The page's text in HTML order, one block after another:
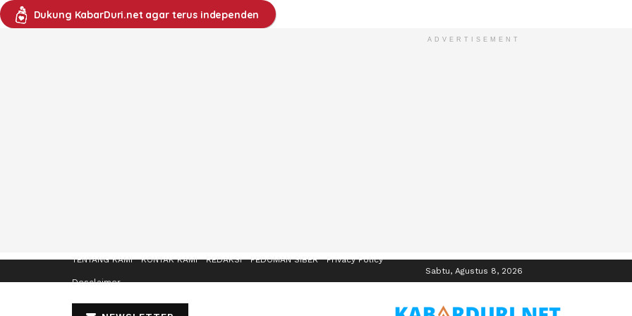
Dukung KabarDuri.net agar terus independen
ADVERTISEMENT
TENTANG KAMI KONTAK KAMI REDAKSI PEDOMAN SIBER Privacy Policy
Desclaimer
Sabtu, Agustus 8, 2026